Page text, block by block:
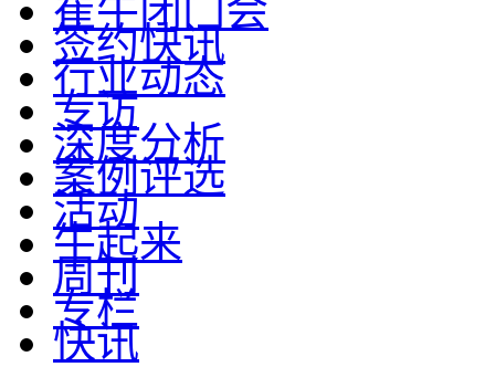
崔牛闭门会
签约快讯
行业动态
专访
深度分析
案例评选
活动
牛起来
周刊
专栏
快讯